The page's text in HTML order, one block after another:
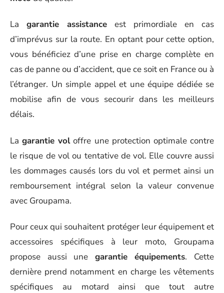
La garantie assistance est primordiale en cas
d’imprévus sur la route. En optant pour cette option,
vous bénéficiez d’une prise en charge complète en
cas de panne ou d’accident, que ce soit en France ou à
l’étranger. Un simple appel et une équipe dédiée se
mobilise afin de vous secourir dans les meilleurs
délais.
Lagarantie voloffre une protection optimale contre
le risque de vol ou tentative de vol. Elle couvre aussi
les dommages causés lors du vol et permet ainsi un
remboursement intégral selon la valeur convenue
avec Groupama.
Pour ceux qui souhaitent protéger leur équipement et
accessoires spécifiques à leur moto, Groupama
propose aussi une garantie équipements. Cette
dernière prend notamment en charge les vêtements
spécifiques au motard ainsi que tout autre